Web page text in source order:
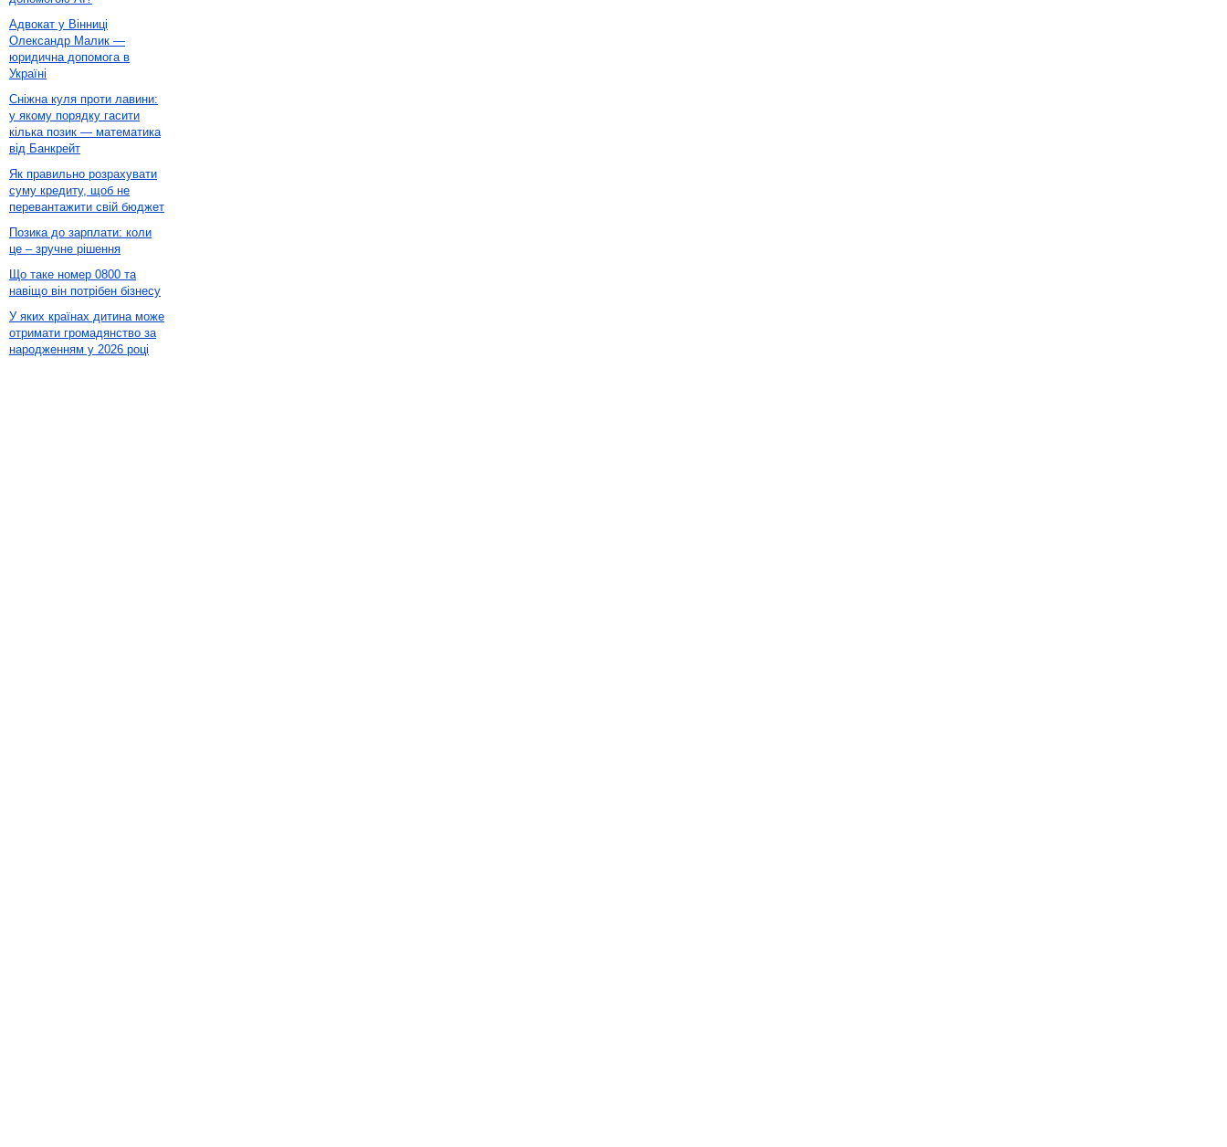
Адвокат у Вінниці
Олександр Малик —
юридична допомога в
Україні
Сніжна куля проти лавини:
у якому порядку гасити
кілька позик — математика
від Банкрейт
Як правильно розрахувати
суму кредиту, щоб не
перевантажити свій бюджет
Позика до зарплати: коли
це – зручне рішення
Що таке номер 0800 та
навіщо він потрібен бізнесу
У яких країнах дитина може
отримати громадянство за
народженням у 2026 році